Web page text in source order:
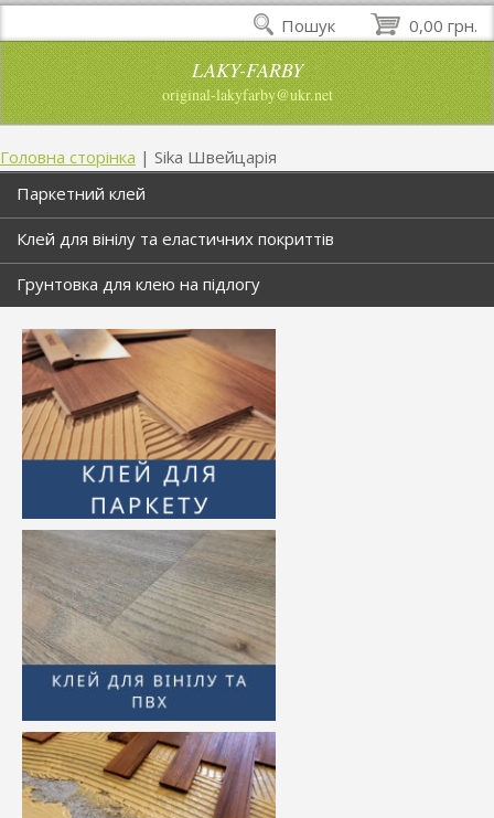
LAKY-FARBY
original-lakyfarby@ukr.net
Головна сторінка | Sika Швейцарія
Паркетний клей
Клей для вінілу та еластичних покриттів
Грунтовка для клею на підлогу
0,00 грн.
Пошук